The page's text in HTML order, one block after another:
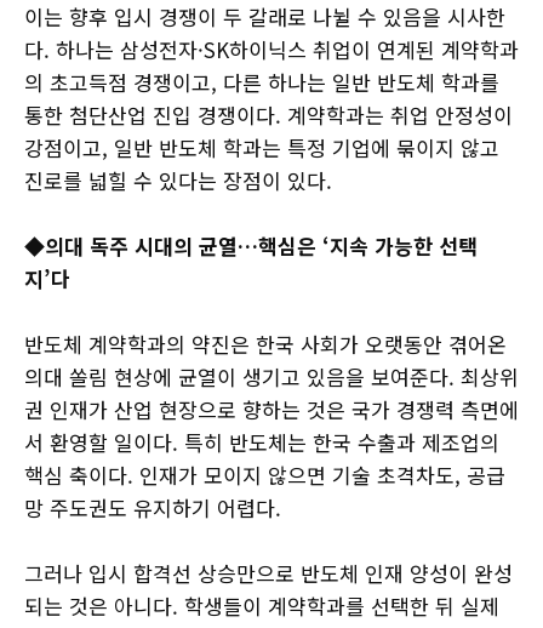
이는 향후 입시 경쟁이 두 갈래로 나뉠 수 있음을 시사한
다. 하나는 삼성전자·SK하이닉스 취업이 연계된 계약학과
의 초고득점 경쟁이고, 다른 하나는 일반 반도체 학과를
통한 첨단산업 진입 경쟁이다. 계약학과는 취업 안정성이
강점이고, 일반 반도체 학과는 특정 기업에 묶이지 않고
진로를 넓힐 수 있다는 장점이 있다.
◆의대 독주 시대의 균열…핵심은 ‘지속 가능한 선택
지’다
반도체 계약학과의 약진은 한국 사회가 오랫동안 겪어온
의대 쏠림 현상에 균열이 생기고 있음을 보여준다. 최상위
권 인재가 산업 현장으로 향하는 것은 국가 경쟁력 측면에
서 환영할 일이다. 특히 반도체는 한국 수출과 제조업의
핵심 축이다. 인재가 모이지 않으면 기술 초격차도, 공급
망 주도권도 유지하기 어렵다.
그러나 입시 합격선 상승만으로 반도체 인재 양성이 완성
되는 것은 아니다. 학생들이 계약학과를 선택한 뒤 실제